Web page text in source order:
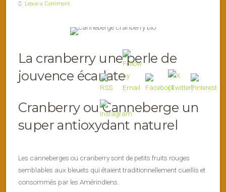
Leave a Comment
La cranberry une perle de
jouvence écarlate
Cranberry ou Canneberge un
super antioxydant naturel
Les canneberges ou cranberry sont de petits fruits rouges
semblables aux bleuets qui étaient traditionnellement cueillis et
consommés par les Amérindiens.